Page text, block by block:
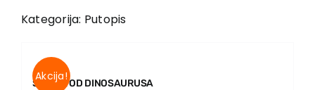
About us
In preparation
Kategorija: Putopis
Akcija!
ŠNICLA OD DINOSAURUSA